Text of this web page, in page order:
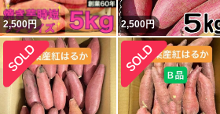
2,500円 2,500円